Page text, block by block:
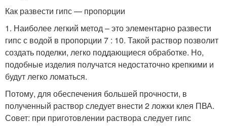
Как развести гипс — пропорции
1. Наиболее легкий метод – это элементарно развести
гипс с водой в пропорции 7 : 10. Такой раствор позволит
создать поделки, легко поддающиеся обработке. Но,
подобные изделия получатся недостаточно крепкими и
будут легко ломаться.
Потому, для обеспечения большей прочности, в
полученный раствор следует внести 2 ложки клея ПВА.
Совет: при приготовлении раствора следует гипс